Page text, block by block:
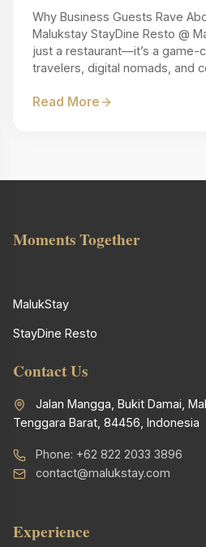
Why Business Guests Rave
Malukstay StayDine Resto @
just a restaurant—it’s a game-
travelers, digital nomads, and
Read More
Moments Together
MalukStay
StayDine Resto
Contact Us
Jalan Mangga, Bukit Damai,
Tenggara Barat, 84456, Indonesia
Phone: +62 822 2033 3896
contact@malukstay.com
Experience